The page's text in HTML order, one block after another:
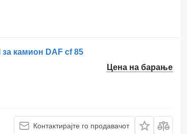
камион DAF cf 85
Цена на барање
Контактирајте го продавачот